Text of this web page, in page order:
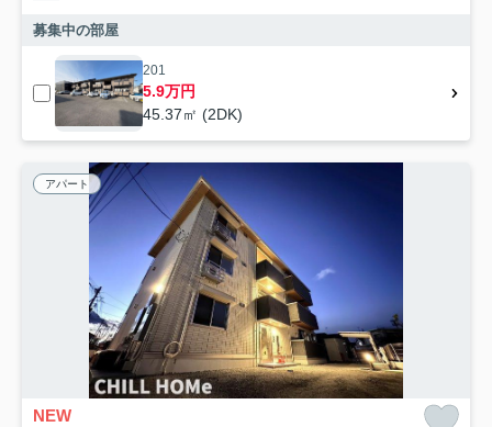
募集中の部屋
201
5.9万円
45.37㎡ (2DK)
アパート
NEW